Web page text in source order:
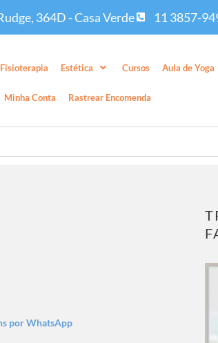
364D - Casa Verde 11 3857-
Fisioterapia Estética Cursos Aula de Yoga
Minha Conta Rastrear Encomenda
por WhatsApp